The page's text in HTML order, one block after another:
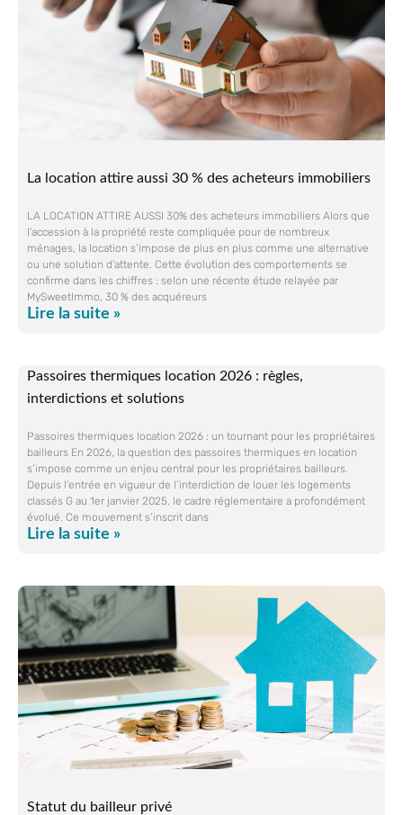
La location attire aussi 30 % des acheteurs immobiliers
LA LOCATION ATTIRE AUSSI 30% des acheteurs immobiliers Alors que
l’accession à la propriété reste compliquée pour de nombreux
ménages, la location s’impose de plus en plus comme une alternative
ou une solution d’attente. Cette évolution des comportements se
confirme dans les chiffres : selon une récente étude relayée par
MySweetImmo, 30 % des acquéreurs
Lire la suite »
Passoires thermiques location 2026 : règles,
interdictions et solutions
Passoires thermiques location 2026 : un tournant pour les propriétaires
bailleurs En 2026, la question des passoires thermiques en location
s’impose comme un enjeu central pour les propriétaires bailleurs.
Depuis l’entrée en vigueur de l’interdiction de louer les logements
classés G au 1er janvier 2025, le cadre réglementaire a profondément
évolué. Ce mouvement s’inscrit dans
Lire la suite »
Statut du bailleur privé